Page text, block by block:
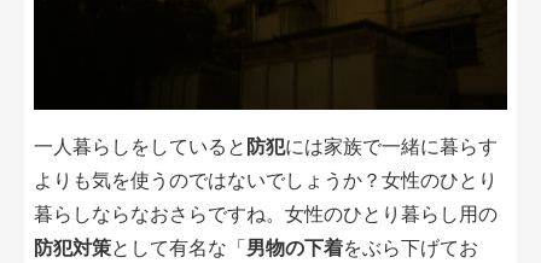
一人暮らしをしていると防犯には家族で一緒に暮らす
よりも気を使うのではないでしょうか？女性のひとり
暮らしならなおさらですね。女性のひとり暮らし用の
防犯対策として有名な「男物の下着をぶら下げてお